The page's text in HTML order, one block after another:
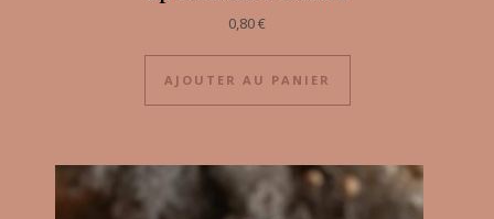
0,80€
AJOUTER AU PANIER